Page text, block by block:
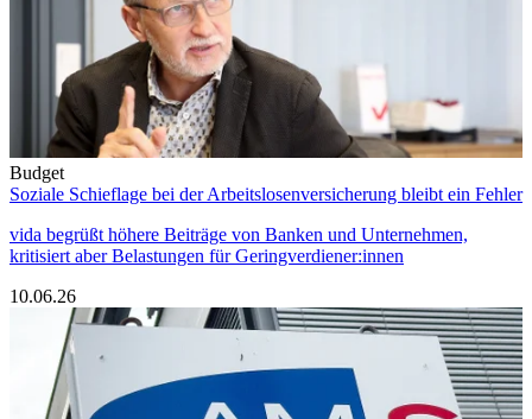
Budget
Soziale Schieflage bei der Arbeitslosenversicherung bleibt ein Fehler
vida begrüßt höhere Beiträge von Banken und Unternehmen,
kritisiert aber Belastungen für Geringverdiener:innen
10.06.26